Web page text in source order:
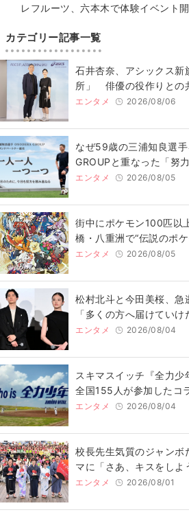
レフルーツ、六本木で体験イベント
カテゴリー記事一覧
石井杏奈、アシックス新
所」 俳優の役作りとの
エンタメ 2026/08/06
なぜ59歳の三浦知良選
GROUPと重なった「努
エンタメ 2026/08/05
街中にポケモン100匹
橋・八重洲で“伝説のポ
エンタメ 2026/08/05
松村北斗と今田美桜、急
「多くの方へ届けていけ
エンタメ 2026/08/04
スキマスイッチ『全力
全国155人が参加したコ
エンタメ 2026/08/04
校長先生気質のジャン
マに「さあ、キスをしよ
エンタメ 2026/08/01